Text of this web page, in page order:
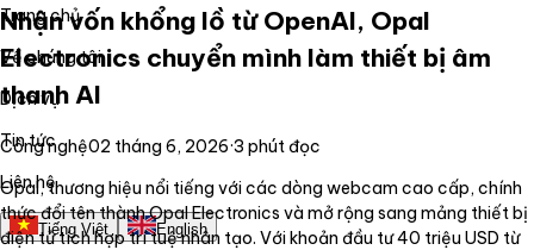
Trang chủ
Về chúng tôi
Dịch vụ
Tin tức
Liên hệ
Tiếng Việt English
Nhận vốn khổng lồ từ OpenAI, Opal
Electronics chuyển mình làm thiết bị âm
thanh AI
Công nghệ02 tháng 6, 2026·3 phút đọc
Opal, thương hiệu nổi tiếng với các dòng webcam cao cấp, chính
thức đổi tên thành Opal Electronics và mở rộng sang mảng thiết bị
điện tử tích hợp trí tuệ nhân tạo. Với khoản đầu tư 40 triệu USD từ